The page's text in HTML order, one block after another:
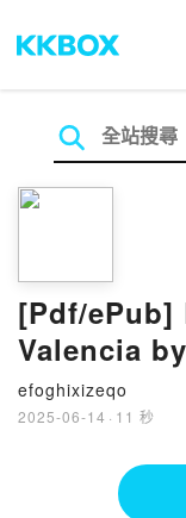
[Pdf/ePub]
Valencia
download
efoghixizeqo
2025-06-14 · 11 秒